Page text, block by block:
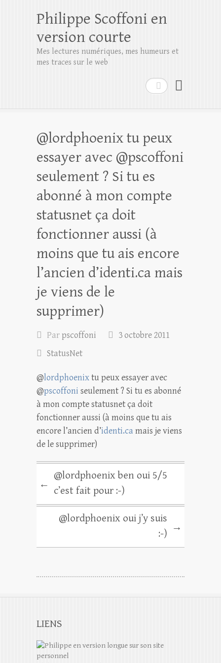
Rechercher
Philippe Scoffoni en
version courte
Mes lectures numériques, mes humeurs et
mes traces sur le web
@lordphoenix tu peux
essayer avec @pscoffoni
seulement ? Si tu es
abonné à mon compte
statusnet ça doit
fonctionner aussi (à
moins que tu ais encore
l’ancien d’identi.ca mais
je viens de le
supprimer)
Par pscoffoni
3 octobre 2011
StatusNet
@lordphoenixtu peux essayer avec
@pscoffoni seulement ? Si tu es abonné
à mon compte statusnet ça doit
fonctionner aussi (à moins que tu ais
encore l’ancien d’identi.ca mais je viens
de le supprimer)
←
@lordphoenix ben oui 5/5
c’est fait pour :-)
@lordphoenix oui j’y suis
:-)
→
LIENS